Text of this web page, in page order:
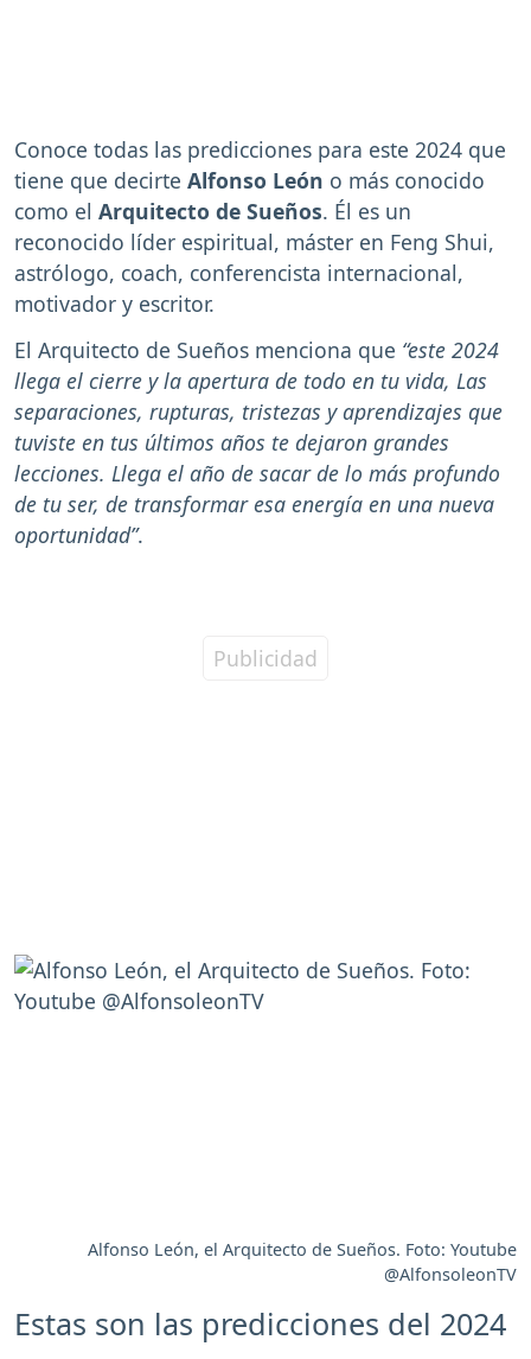
Conoce todas las predicciones para este 2024 que
tiene que decirte Alfonso León o más conocido
como el Arquitecto de Sueños. Él es un
reconocido líder espiritual, máster en Feng Shui,
astrólogo, coach, conferencista internacional,
motivador y escritor.
El Arquitecto de Sueños menciona que “este 2024
llega el cierre y la apertura de todo en tu vida, Las
separaciones, rupturas, tristezas y aprendizajes que
tuviste en tus últimos años te dejaron grandes
lecciones. Llega el año de sacar de lo más profundo
de tu ser, de transformar esa energía en una nueva
oportunidad”.
Alfonso León, el Arquitecto de Sueños. Foto: Youtube
@AlfonsoleonTV
Estas son las predicciones del 2024